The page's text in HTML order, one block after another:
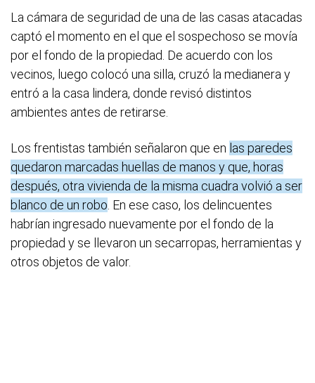
La cámara de seguridad de una de las casas atacadas
captó el momento en el que el sospechoso se movía
por el fondo de la propiedad. De acuerdo con los
vecinos, luego colocó una silla, cruzó la medianera y
entró a la casa lindera, donde revisó distintos
ambientes antes de retirarse.
Los frentistas también señalaron que en las paredes
quedaron marcadas huellas de manos y que, horas
después, otra vivienda de la misma cuadra volvió a ser
blanco de un robo . En ese caso, los delincuentes
habrían ingresado nuevamente por el fondo de la
propiedad y se llevaron un secarropas, herramientas y
otros objetos de valor.